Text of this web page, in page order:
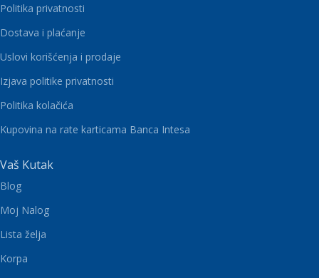
Politika privatnosti
Dostava i plaćanje
Uslovi korišćenja i prodaje
Izjava politike privatnosti
Politika kolačića
Kupovina na rate karticama Banca Intesa
Vaš Kutak
Blog
Moj Nalog
Lista želja
Korpa